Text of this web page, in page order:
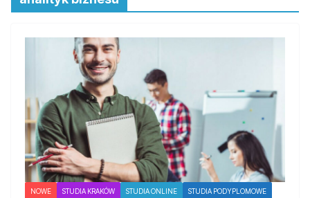
NOWE STUDIA KRAKÓW STUDIA ONLINE STUDIA PODYPLOMOWE